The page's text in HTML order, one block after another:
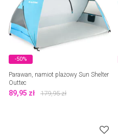
-50%
Parawan, namiot plażowy Sun Shelter
Outtec
89,95 zł 179,95zł